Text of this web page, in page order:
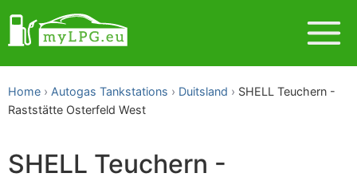
Home Autogas Tankstations Duitsland
SHELL Teuchern -
Raststätte Osterfeld West
SHELL Teuchern -